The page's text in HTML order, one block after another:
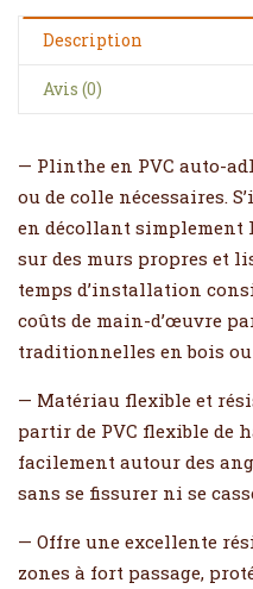
Description
Avis (0)
— Plinthe en PVC auto-
ou de colle nécessaires.
en décollant simplement
sur des murs propres et
temps d’installation
coûts de main-d’œuvre
traditionnelles en bois ou
— Matériau flexible et
partir de PVC flexible de
facilement autour des
sans se fissurer ni se
— Offre une excellente
zones à fort passage,